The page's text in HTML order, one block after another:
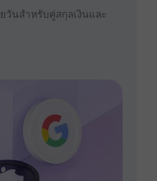
วันสำหรับคู่สกุลเงินและ